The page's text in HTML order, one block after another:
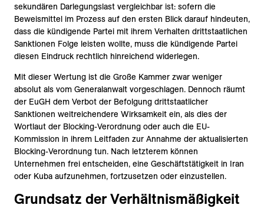
sekundären Darlegungslast vergleichbar ist: sofern die
Beweismittel im Prozess auf den ersten Blick darauf hindeuten,
dass die kündigende Partei mit ihrem Verhalten drittstaatlichen
Sanktionen Folge leisten wollte, muss die kündigende Partei
diesen Eindruck rechtlich hinreichend widerlegen.
Mit dieser Wertung ist die Große Kammer zwar weniger
absolut als vom Generalanwalt vorgeschlagen. Dennoch räumt
der EuGH dem Verbot der Befolgung drittstaatlicher
Sanktionen weitreichendere Wirksamkeit ein, als dies der
Wortlaut der Blocking-Verordnung oder auch die EU-
Kommission in ihrem Leitfaden zur Annahme der aktualisierten
Blocking-Verordnung tun. Nach letzterem können
Unternehmen frei entscheiden, eine Geschäftstätigkeit in Iran
oder Kuba aufzunehmen, fortzusetzen oder einzustellen.
Grundsatz der Verhältnismäßigkeit